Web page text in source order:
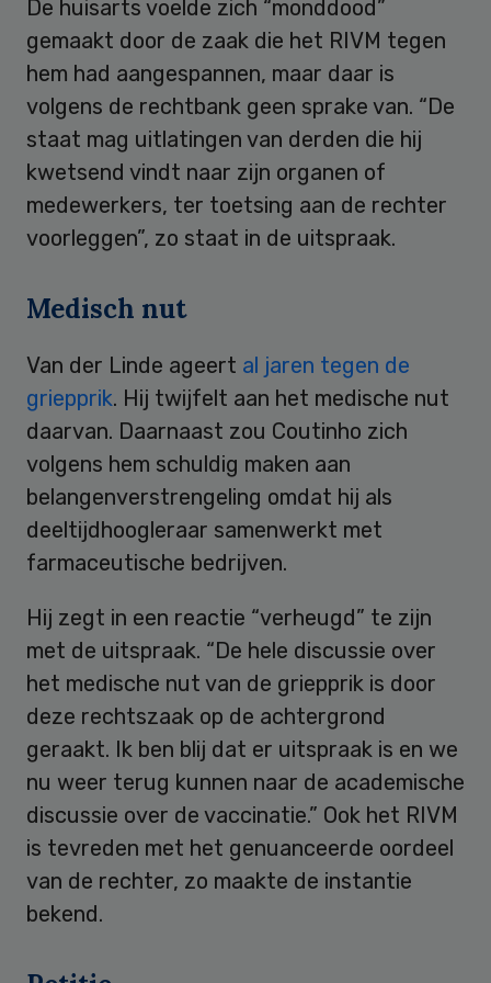
De huisarts voelde zich “monddood”
gemaakt door de zaak die het RIVM tegen
hem had aangespannen, maar daar is
volgens de rechtbank geen sprake van. “De
staat mag uitlatingen van derden die hij
kwetsend vindt naar zijn organen of
medewerkers, ter toetsing aan de rechter
voorleggen”, zo staat in de uitspraak.
Medisch nut
Van der Linde ageert al jaren tegen de
griepprik. Hij twijfelt aan het medische nut
daarvan. Daarnaast zou Coutinho zich
volgens hem schuldig maken aan
belangenverstrengeling omdat hij als
deeltijdhoogleraar samenwerkt met
farmaceutische bedrijven.
Hij zegt in een reactie “verheugd” te zijn
met de uitspraak. “De hele discussie over
het medische nut van de griepprik is door
deze rechtszaak op de achtergrond
geraakt. Ik ben blij dat er uitspraak is en we
nu weer terug kunnen naar de academische
discussie over de vaccinatie.” Ook het RIVM
is tevreden met het genuanceerde oordeel
van de rechter, zo maakte de instantie
bekend.